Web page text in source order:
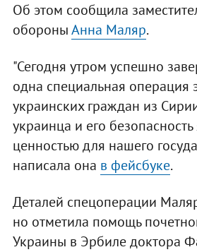
Об этом сообщила
обороныАнна Маляр.
"Сегодня утром успешно
одна специальная операция
украинских граждан из
украинца и его
ценностью для нашего
написала она в фейсбуке.
Деталей спецоперации
но отметила помощь
Украины в Эрбиле доктора